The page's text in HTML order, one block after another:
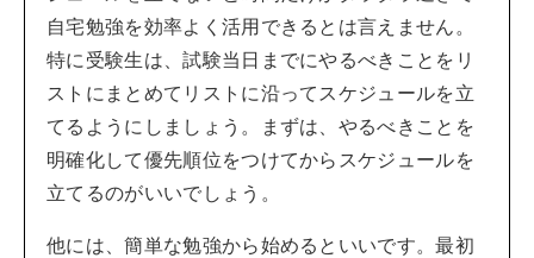
自宅勉強を効率よく活用できるとは言えません。
特に受験生は、試験当日までにやるべきことをリ
ストにまとめてリストに沿ってスケジュールを立
てるようにしましょう。まずは、やるべきことを
明確化して優先順位をつけてからスケジュールを
立てるのがいいでしょう。
他には、簡単な勉強から始めるといいです。最初